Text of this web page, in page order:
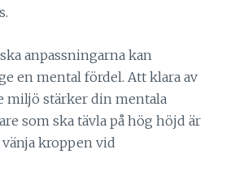
anpassningarna kan
en mental fördel. Att klara av
miljö stärker din mentala
som ska tävla på hög höjd är
kroppen vid